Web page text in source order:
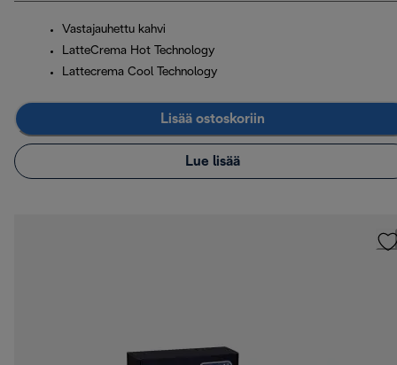
Vastajauhettu kahvi
LatteCrema Hot Technology
Lattecrema Cool Technology
Lisää ostoskoriin
Lue lisää